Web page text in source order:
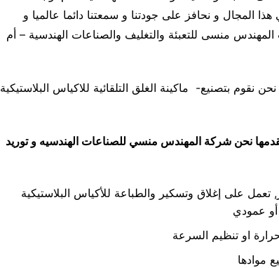
المجال و نحافز على جودتنا و سمعتنا دائما عالميا و
منسى للتعبئة والتغليف والصناعات الهندسية – أم
نقوم بتصنيع- ماكينة الغلق التلقائية للاكياس البلاستيكية
نحن شركة المهندس منسي للصناعات الهندسيه و توريد
على إغلاق وتسكير والطباعة للأكياس البلاستيكية
عمودي
او تنظيم السرعة
موادها